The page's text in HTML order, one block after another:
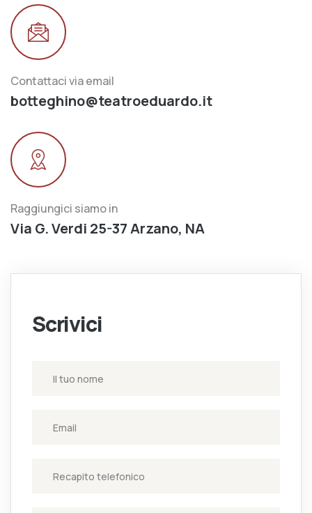
Contattaci via email
botteghino@teatroeduardo.it
Raggiungici siamo in
Via G. Verdi 25-37 Arzano, NA
Scrivici